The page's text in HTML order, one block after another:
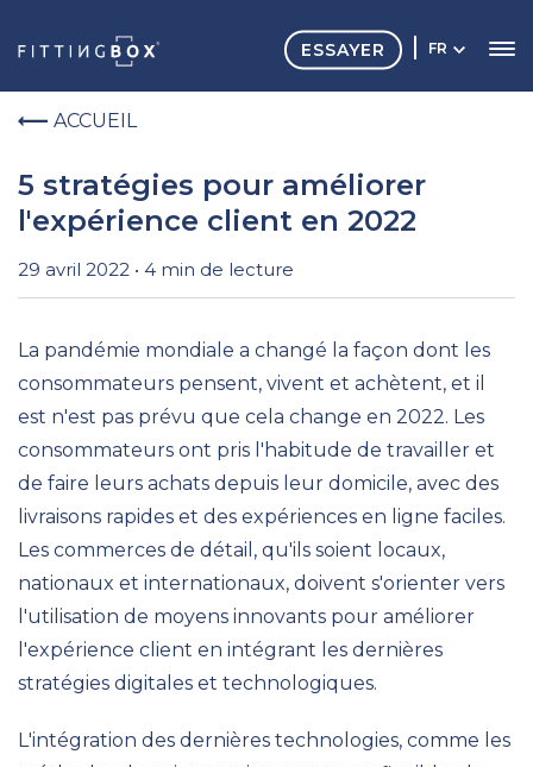
FR
ESSAYER
ACCUEIL
5 stratégies pour améliorer
l'expérience client en 2022
29 avril 2022 • 4 min de lecture
La pandémie mondiale a changé la façon dont les
consommateurs pensent, vivent et achètent, et il
est n'est pas prévu que cela change en 2022. Les
consommateurs ont pris l'habitude de travailler et
de faire leurs achats depuis leur domicile, avec des
livraisons rapides et des expériences en ligne faciles.
Les commerces de détail, qu'ils soient locaux,
nationaux et internationaux, doivent s'orienter vers
l'utilisation de moyens innovants pour améliorer
l'expérience client en intégrant les dernières
stratégies digitales et technologiques.
L'intégration des dernières technologies, comme les